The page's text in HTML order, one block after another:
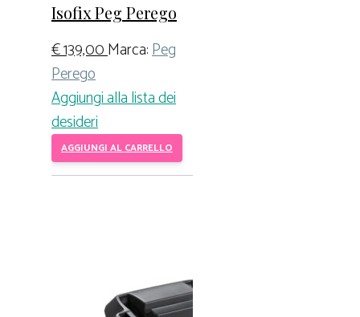
Isofix Peg Perego
€139,00Marca:Peg
Perego
Aggiungi alla lista dei
desideri
AGGIUNGI AL CARRELLO